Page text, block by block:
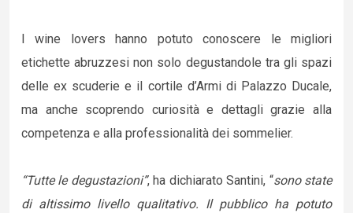
I wine lovers hanno potuto conoscere le migliori
etichette abruzzesi non solo degustandole tra gli spazi
delle ex scuderie e il cortile d’Armi di Palazzo Ducale,
ma anche scoprendo curiosità e dettagli grazie alla
competenza e alla professionalità dei sommelier.
“Tutte le degustazioni”, ha dichiarato Santini, “sono state
di altissimo livello qualitativo. Il pubblico ha potuto